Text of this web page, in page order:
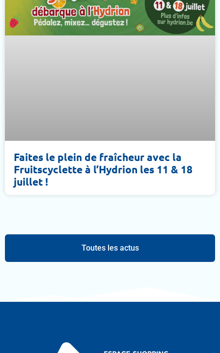
Faites le plein de fraîcheur avec la
Fruitscyclette à l’Hydrion les 11 & 18
juillet !
Toutes les actus